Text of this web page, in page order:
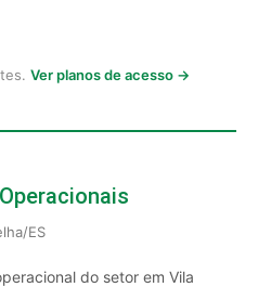
Ver planos de acesso →
ES
do setor em Vila